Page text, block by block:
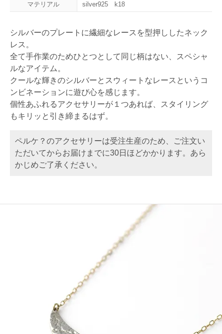
マテリアル
silver925 k18
シルバーのプレートに繊細なレースを型押ししたネック
レス。
全て手作業のためひとつとして同じ柄はない、スペシャ
ルなアイテム。
クールな輝きのシルバーとスウィートなレースというコ
ンビネーションに遊び心を感じます。
個性あふれるアクセサリーが１つあれば、スタイリング
もキリッと引き締まるはず。
ペルケ？のアクセサリーは受注生産のため、ご注文い
ただいてからお届けまでに30日ほどかかります。あら
かじめご了承ください。